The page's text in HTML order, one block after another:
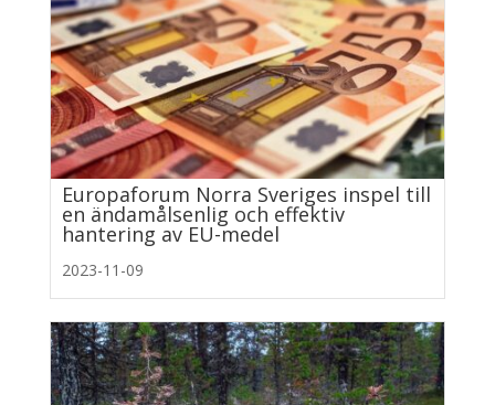
Europaforum Norra Sveriges inspel till
en ändamålsenlig och effektiv
hantering av EU-medel
2023-11-09